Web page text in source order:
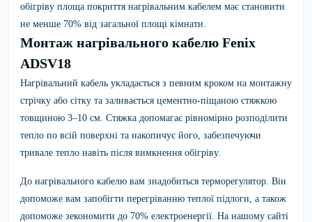
обігріву площа покриття нагрівальним кабелем має становити
не менше 70% від загальної площі кімнати.
Монтаж нагрівального кабелю Fenix
ADSV18
Нагрівальний кабель укладається з певним кроком на монтажну
стрічку або сітку та заливається цементно-піщаною стяжкою
товщиною 3–10 см. Стяжка допомагає рівномірно розподілити
тепло по всій поверхні та накопичує його, забезпечуючи
тривале тепло навіть після вимкнення обігріву.
До нагрівального кабелю вам знадобиться терморегулятор. Він
допоможе вам запобігти перегріванню теплої підлоги, а також
допоможе зекономити до 70% електроенергії. На нашому сайті